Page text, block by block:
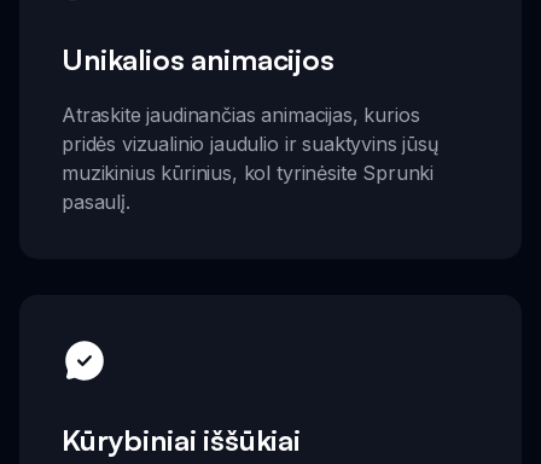
Unikalios animacijos
Atraskite jaudinančias animacijas, kurios
pridės vizualinio jaudulio ir suaktyvins jūsų
muzikinius kūrinius, kol tyrinėsite Sprunki
pasaulį.
Kūrybiniai iššūkiai